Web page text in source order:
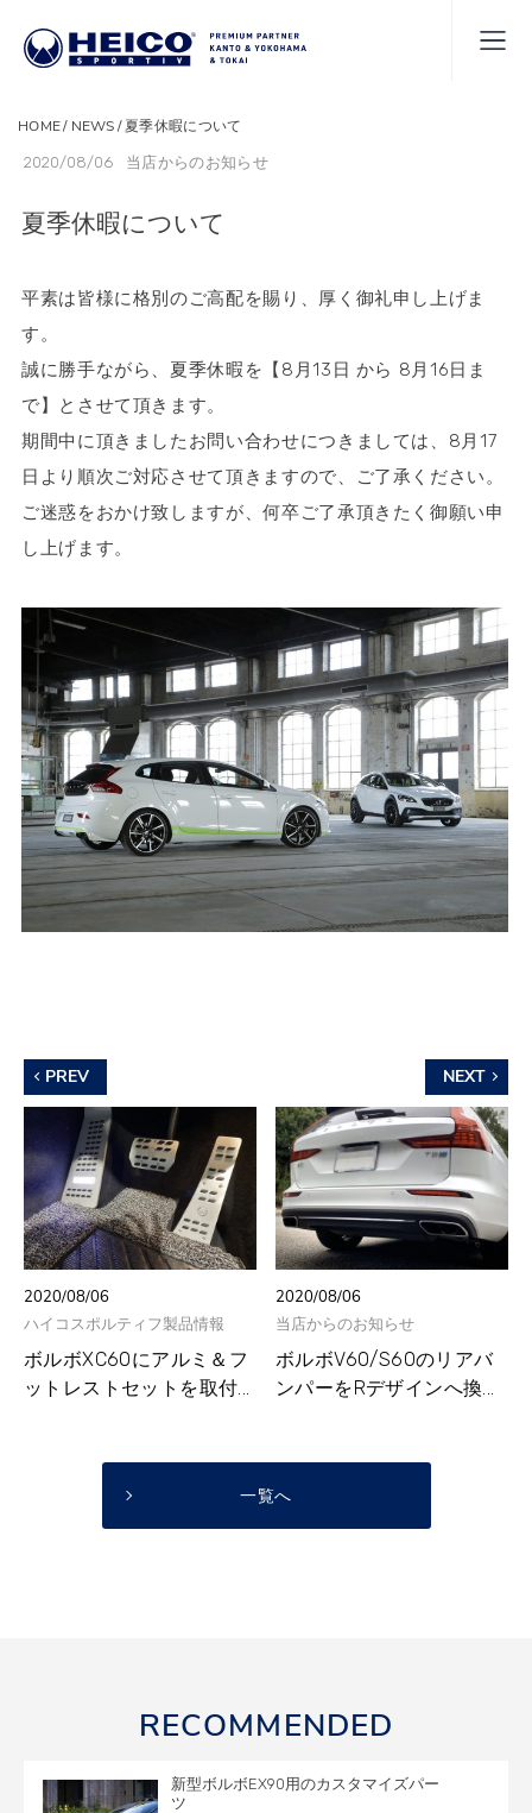
HOME NEWS 夏季休暇について
2020/08/06 当店からのお知らせ
夏季休暇について
平素は皆様に格別のご高配を賜り、厚く御礼申し上げま
す。
誠に勝手ながら、夏季休暇を【8月13日 から 8月16日ま
で】とさせて頂きます。
期間中に頂きましたお問い合わせにつきましては、8月17
日より順次ご対応させて頂きますので、ご了承ください。
ご迷惑をおかけ致しますが、何卒ご了承頂きたく御願い申
し上げます。
PREV
2020/08/06
ハイコスポルティフ製品情報
ボルボXC60にアルミ＆フ
ットレストセットを取付...
NEXT
2020/08/06
当店からのお知らせ
ボルボV60/S60のリアバ
ンパーをRデザインへ換...
一覧へ
RECOMMENDED
新型ボルボEX90用のカスタマイズパー
ツ